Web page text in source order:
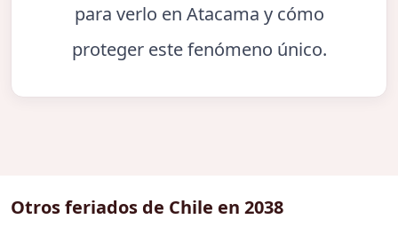
para verlo en Atacama y cómo
proteger este fenómeno único.
Otros feriados de Chile en 2038